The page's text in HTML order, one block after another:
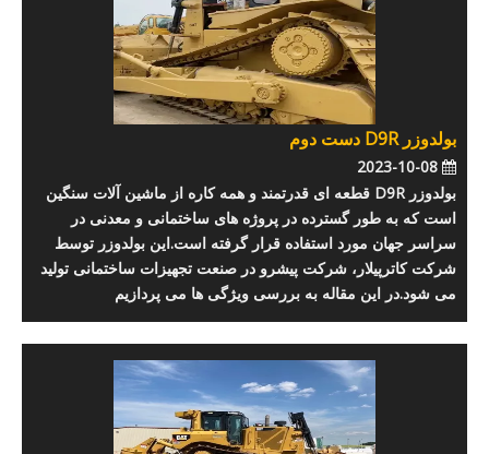
بولدوزر D9R دست دوم
بولدوزر D9R قطعه ای قدرتمند و همه کاره از ماشین آلات سنگین
است که به طور گسترده در پروژه های ساختمانی و معدنی در
سراسر جهان مورد استفاده قرار گرفته است.این بولدوزر توسط
شرکت کاترپیلار، شرکت پیشرو در صنعت تجهیزات ساختمانی تولید
می شود.در این مقاله به بررسی ویژگی ها می پردازیم